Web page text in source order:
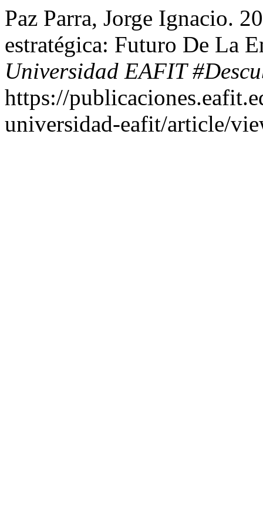
Paz Parra, Jorge Ignacio.
estratégica: Futuro De La
Universidad EAFIT
https://
universidad-eafit/article/